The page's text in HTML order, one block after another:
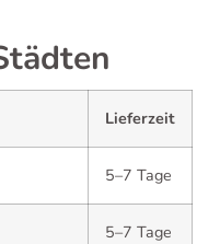
Lieferzeit
5–7 Tage
5–7 Tage